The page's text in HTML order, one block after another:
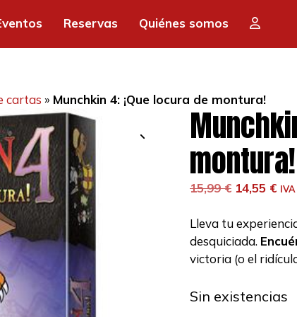
Reservas Quiénes somos
cartas » Munchkin 4: ¡Que locura de montura!
montura!
15,99€ El
original
era:
15,99 €.
14,55 €El
es:
Lleva tu
desquiciada.
victoria (o el
Sin existencias